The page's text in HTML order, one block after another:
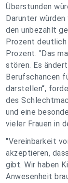
Überstunden
Darunter
den unbezahlt
Prozent deutlich
Prozent. "Das
stören. Es
Berufschancen
darstellen“,
des
und eine
vieler Frauen in
"Vereinbarkeit
akzeptieren,
gibt. Wir haben
Anwesenheit